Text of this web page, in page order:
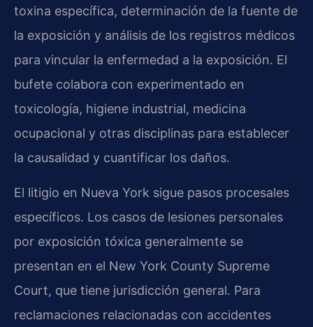
toxina específica, determinación de la fuente de
la exposición y análisis de los registros médicos
para vincular la enfermedad a la exposición. El
bufete colabora con experimentado en
toxicología, higiene industrial, medicina
ocupacional y otras disciplinas para establecer
la causalidad y cuantificar los daños.
El litigio en Nueva York sigue pasos procesales
específicos. Los casos de lesiones personales
por exposición tóxica generalmente se
presentan en el New York County Supreme
Court, que tiene jurisdicción general. Para
reclamaciones relacionadas con accidentes